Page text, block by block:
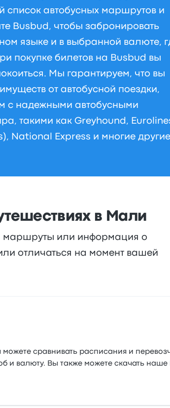
автобусных маршрутов и
Busbud, чтобы забронировать
языке и в выбранной валюте,
покупке билетов на Busbud вы
Мы гарантируем, что вы
от автобусной поездки,
с надежными автобусными
такими как Greyhound,
National Express и многие
в Мали
маршруты или информация о
отличаться на момент вашей
сравнивать расписания и
и валюту. Вы также можете скачать